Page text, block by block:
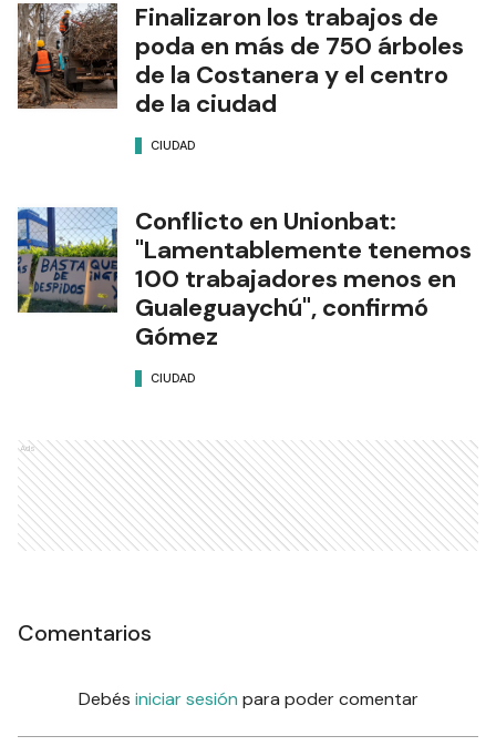
Finalizaron los trabajos de
poda en más de 750 árboles
de la Costanera y el centro
de la ciudad
CIUDAD
Conflicto en Unionbat:
"Lamentablemente tenemos
100 trabajadores menos en
Gualeguaychú", confirmó
Gómez
CIUDAD
Ads
Comentarios
Debés iniciar sesión para poder comentar